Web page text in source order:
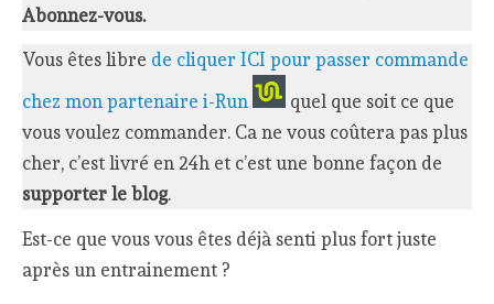
Abonnez-vous.
Vous êtes libre de cliquer ICI pour passer commande
chez mon partenaire i-Run
quel que soit ce que
vous voulez commander. Ca ne vous coûtera pas plus
cher, c’est livré en 24h et c’est une bonne façon de
supporter le blog.
Est-ce que vous vous êtes déjà senti plus fort juste
après un entrainement ?